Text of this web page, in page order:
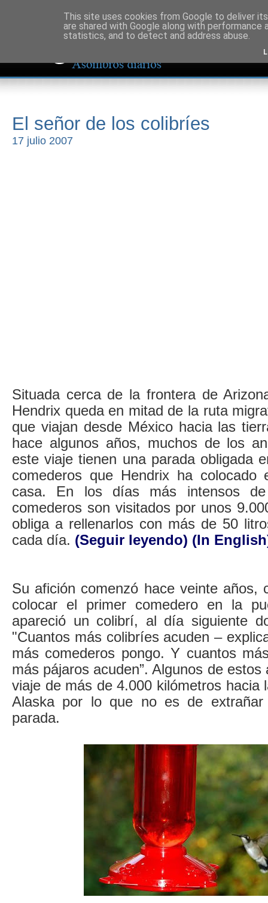
El señor de los colibríes
17 julio 2007
Situada cerca de la frontera de
Hendrix queda en mitad de la ruta
que viajan desde México hacia las
hace algunos años, muchos de los
este viaje tienen una parada obligada
comederos que Hendrix ha
casa. En los días más intensos
comederos son visitados por unos
obliga a rellenarlos con más de 50
cada día. (Seguir leyendo) (In
Su afición comenzó hace veinte años,
colocar el primer comedero en la
apareció un colibrí, al día siguiente
"Cuantos más colibríes acuden –
más comederos pongo. Y cuantos
más pájaros acuden”. Algunos de
viaje de más de 4.000 kilómetros hacia
Alaska por lo que no es de extrañar
parada.
This site uses cookies from Google to deliver
are shared with Google along with
statistics, and to detect and address abuse.